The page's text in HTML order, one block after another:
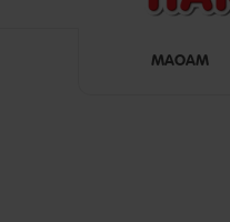
MAOAM